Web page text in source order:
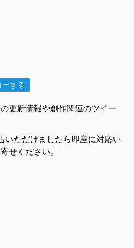
ーする
更新情報や創作関連のツイー
いただけましたら即座に対応い
せください。